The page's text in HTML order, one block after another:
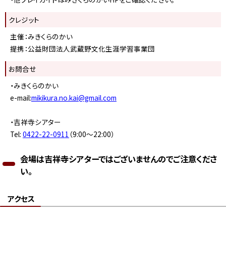
クレジット
主催：みきくらのかい
提携：公益財団法人武蔵野文化生涯学習事業団
お問合せ
・みきくらのかい
e-mail:mikikura.no.kai@gmail.com
・吉祥寺シアター
Tel: 0422-22-0911 （9:00～22:00）
会場は吉祥寺シアターではございませんのでご注意くださ
い。
アクセス